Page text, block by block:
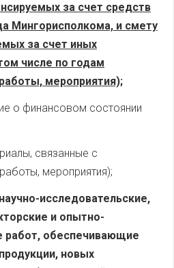
за счет средств
Мингорисполкома, и смету
за счет иных
числе по годам
мероприятия);
о финансовом состоянии
связанные с
мероприятия);
научно-исследовательские,
и опытно-
работ, обеспечивающие
новых